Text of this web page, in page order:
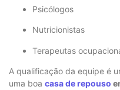
Psicólogos
Nutricionistas
Terapeutas
A qualificação da equipe é
uma boa casa de repouso